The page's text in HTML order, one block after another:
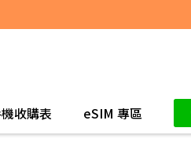
收購表 eSIM 專區